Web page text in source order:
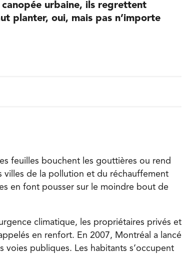
urbaine, ils regrettent
planter, oui, mais pas n’importe
feuilles bouchent les gouttières ou rend
villes de la pollution et du réchauffement
en font pousser sur le moindre bout de
climatique, les propriétaires privés et
en renfort. En 2007, Montréal a lancé
publiques. Les habitants s’occupent